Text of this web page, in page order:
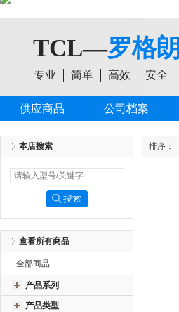
TCL—罗格
专业 简单 高效 安全
供应商品 公司档案
排序：
本店搜索
查看所有商品
全部商品
产品系列
产品类型